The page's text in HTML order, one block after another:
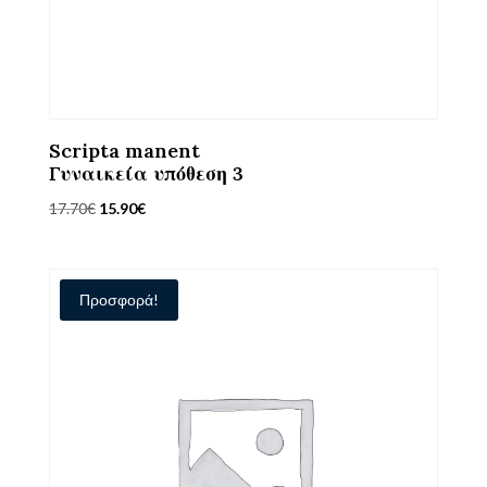
Scripta manent
Γυναικεία υπόθεση 3
17.70€ Original
15.90€Η
είναι:
15.90€.
Προσφορά!